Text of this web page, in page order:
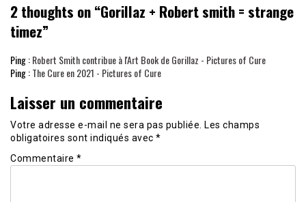
2 thoughts on “Gorillaz + Robert smith = strange
timez”
Ping :Robert Smith contribue à l'Art Book de Gorillaz - Pictures of Cure
Ping :The Cure en 2021 - Pictures of Cure
Laisser un commentaire
Votre adresse e-mail ne sera pas publiée.
Les champs
obligatoires sont indiqués avec *
Commentaire *